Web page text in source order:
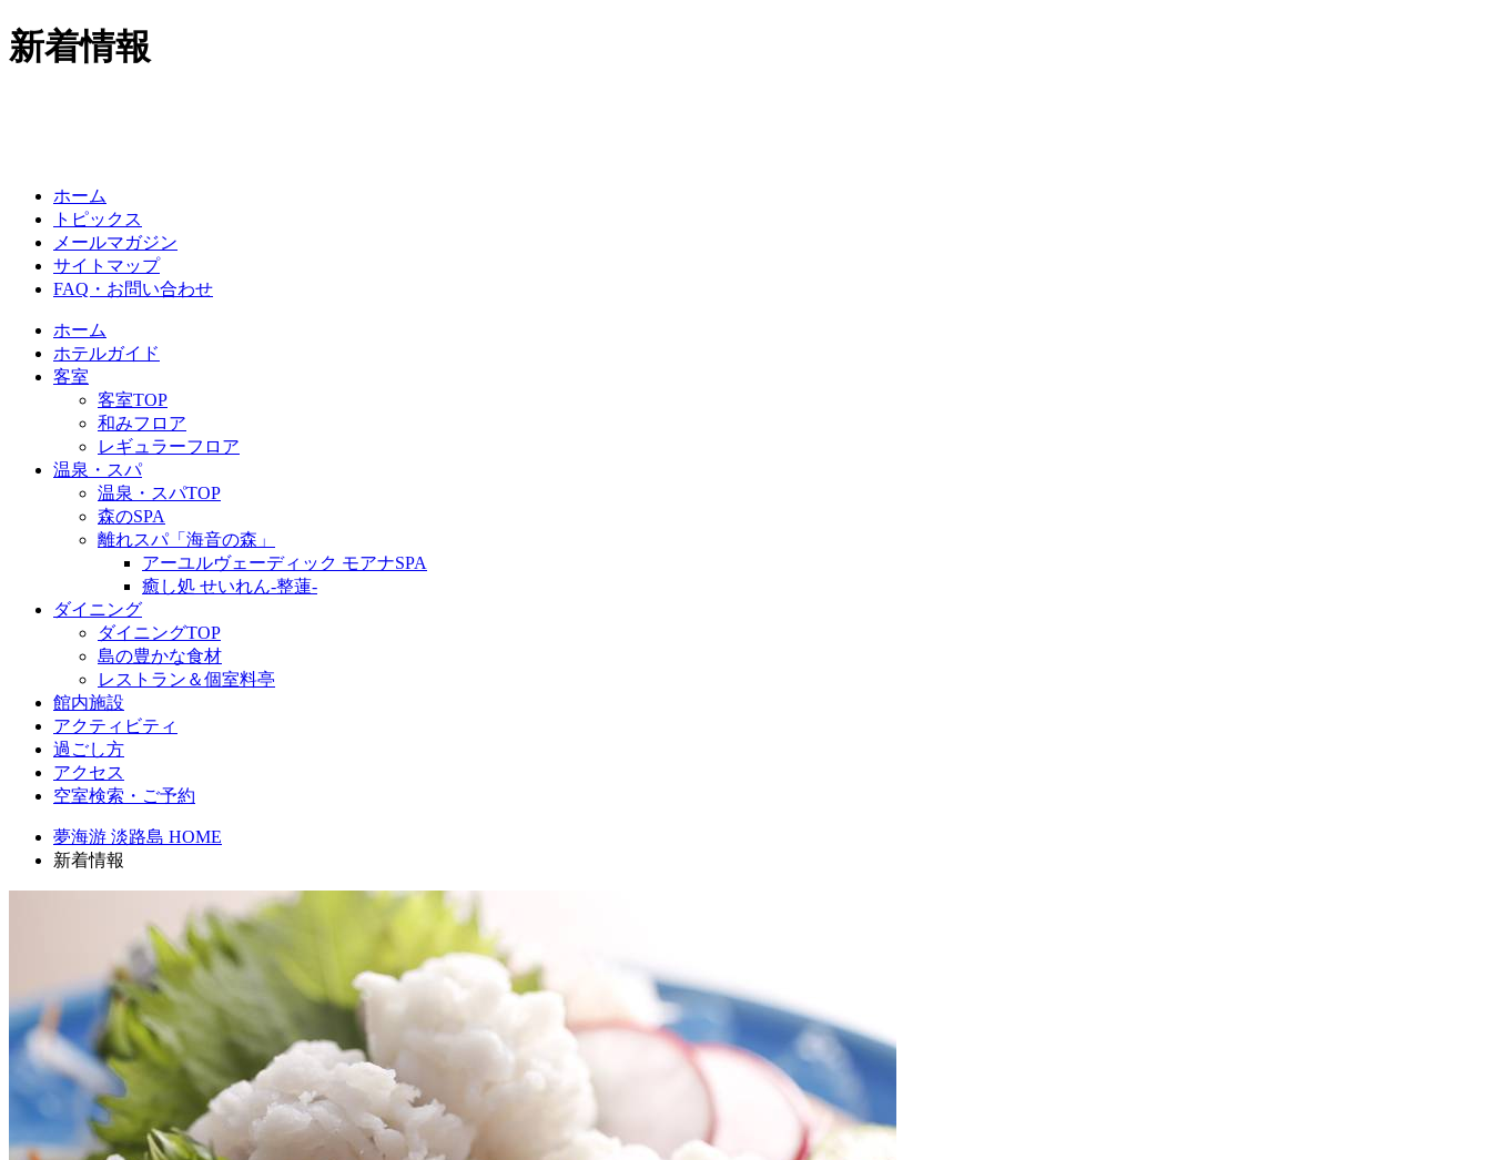
新着情報
ホーム
トピックス
メールマガジン
サイトマップ
FAQ・お問い合わせ
ホーム
ホテルガイド
客室
客室TOP
和みフロア
レギュラーフロア
温泉・スパ
温泉・スパTOP
森のSPA
離れスパ「海音の森」
アーユルヴェーディック モアナSPA
癒し処 せいれん-整蓮-
ダイニング
ダイニングTOP
島の豊かな食材
レストラン＆個室料亭
館内施設
アクティビティ
過ごし方
アクセス
空室検索・ご予約
夢海游 淡路島 HOME
新着情報